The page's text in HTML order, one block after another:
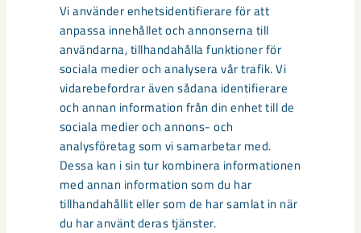
Vi använder enhetsidentifierare för att
anpassa innehållet och annonserna till
användarna, tillhandahålla funktioner för
sociala medier och analysera vår trafik. Vi
vidarebefordrar även sådana identifierare
och annan information från din enhet till de
sociala medier och annons- och
analysföretag som vi samarbetar med.
Dessa kan i sin tur kombinera informationen
med annan information som du har
tillhandahållit eller som de har samlat in när
du har använt deras tjänster.
Sibirien-området i gamla Kiruna
centrum avvecklas under 2026
Under sommaren 2026 fortsätter avveckling av fastigheter i
gamla Kiruna centrum på grund av den pågående gruvdriften
– bland annat ...